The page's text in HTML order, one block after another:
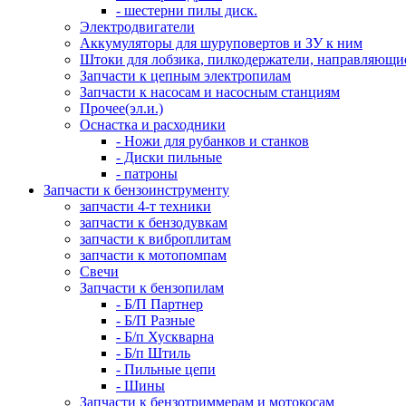
- шестерни пилы диск.
Электродвигатели
Аккумуляторы для шуруповертов и ЗУ к ним
Штоки для лобзика, пилкодержатели,
Запчасти к цепным электропилам
Запчасти к насосам и насосным станциям
Прочее(эл.и.)
Оснастка и расходники
- Ножи для рубанков и станков
- Диски пильные
- патроны
Запчасти к бензоинструменту
запчасти 4-т техники
запчасти к бензодувкам
запчасти к виброплитам
запчасти к мотопомпам
Свечи
Запчасти к бензопилам
- Б/П Партнер
- Б/П Разные
- Б/п Хускварна
- Б/п Штиль
- Пильные цепи
- Шины
Запчасти к бензотриммерам и мотокосам